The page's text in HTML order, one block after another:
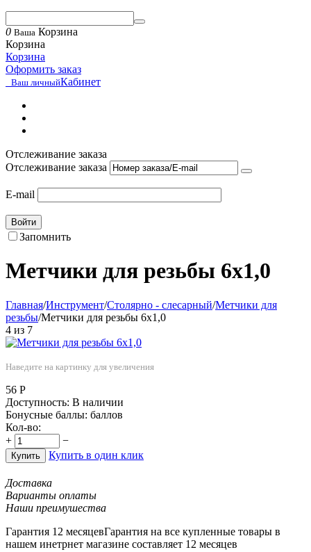
0 Ваша Корзина
Корзина
Корзина
Оформить заказ
Ваш личныйКабинет
Отслеживание заказа
Отслеживание заказа
E-mail
Войти
Запомнить
Метчики для резьбы 6х1,0
Главная/Инструмент/Столярно - слесарный/Метчики для
резьбы/Метчики для резьбы 6х1,0
4 из 7
Наведите на картинку для увеличения
56 Р
Доступность: В наличии
Бонусные баллы: баллов
Кол-во:
+
−
Купить Купить в один клик
Доставка
Варианты оплаты
Наши преимушества
Гарантия 12 месяцевГарантия на все купленные товары в
нашем инетрнет магазине составляет 12 месяцев